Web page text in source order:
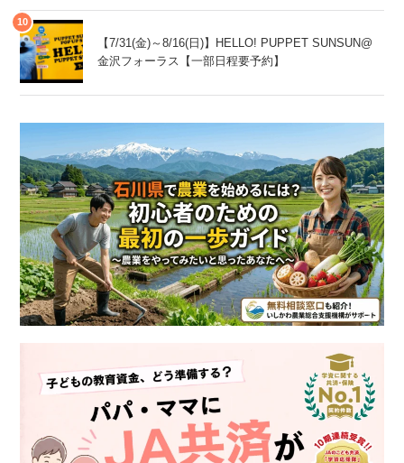
【7/31(金)～8/16(日)】HELLO! PUPPET SUNSUN@
金沢フォーラス【一部日程要予約】